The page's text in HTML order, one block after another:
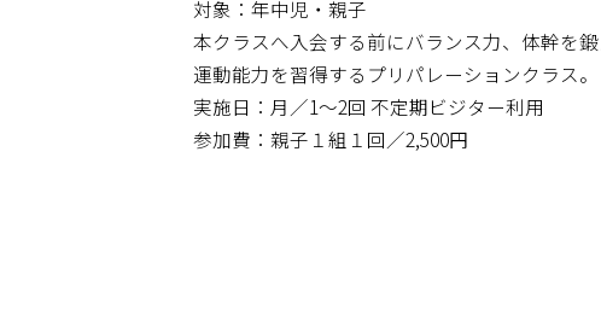
対象：年中児・親子
本クラスへ入会する前にバランス力、体幹を
運動能力を習得するプリパレーションクラス。
実施日：月／1〜2回 不定期ビジター利用
参加費：親子１組１回／2,500円